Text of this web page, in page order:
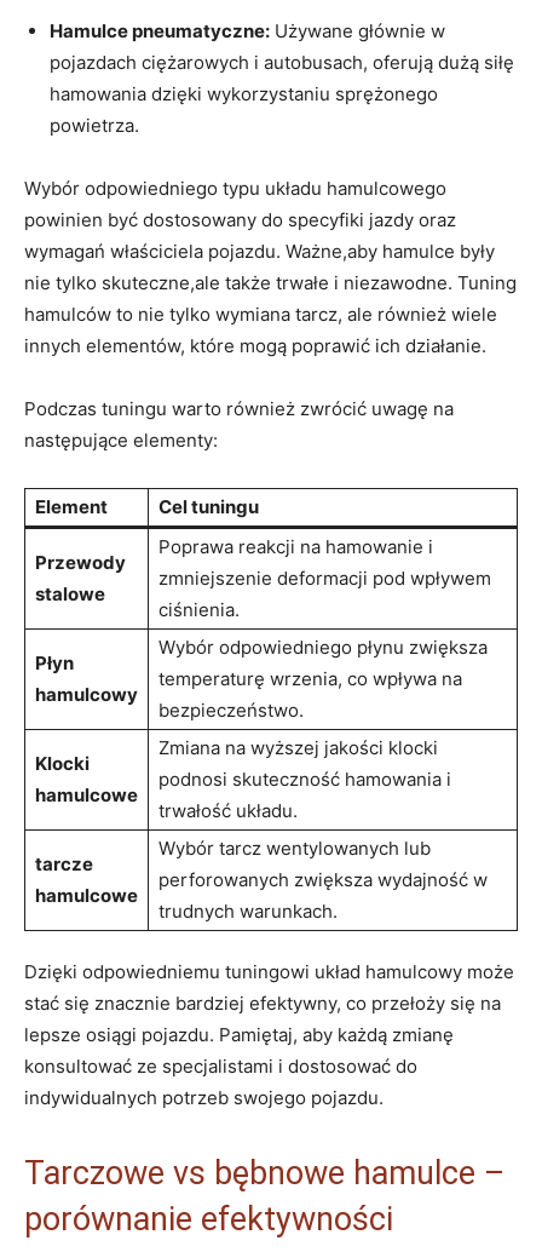
Hamulce pneumatyczne: Używane głównie w
pojazdach ciężarowych i autobusach, oferują dużą siłę
hamowania dzięki wykorzystaniu sprężonego
powietrza.
Wybór odpowiedniego typu układu hamulcowego
powinien być dostosowany do specyfiki jazdy oraz
wymagań właściciela pojazdu. Ważne,aby hamulce były
nie tylko skuteczne,ale także trwałe i niezawodne. Tuning
hamulców to nie tylko wymiana tarcz, ale również wiele
innych elementów, które mogą poprawić ich działanie.
Podczas tuningu warto również zwrócić uwagę na
następujące elementy:
Element Cel tuningu
Przewody
stalowe
Poprawa reakcji na hamowanie i
zmniejszenie deformacji pod wpływem
ciśnienia.
Płyn
hamulcowy
Wybór odpowiedniego płynu zwiększa
temperaturę wrzenia, co wpływa na
bezpieczeństwo.
Klocki
hamulcowe
Zmiana na wyższej jakości klocki
podnosi skuteczność hamowania i
trwałość układu.
tarcze
hamulcowe
Wybór tarcz wentylowanych lub
perforowanych zwiększa wydajność w
trudnych warunkach.
Dzięki odpowiedniemu tuningowi układ hamulcowy może
stać się znacznie bardziej efektywny, co przełoży się na
lepsze osiągi pojazdu. Pamiętaj, aby każdą zmianę
konsultować ze specjalistami i dostosować do
indywidualnych potrzeb swojego pojazdu.
Tarczowe vs bębnowe hamulce –
porównanie efektywności